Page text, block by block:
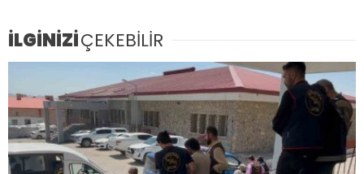
İLGİNİZİÇEKEBİLİR